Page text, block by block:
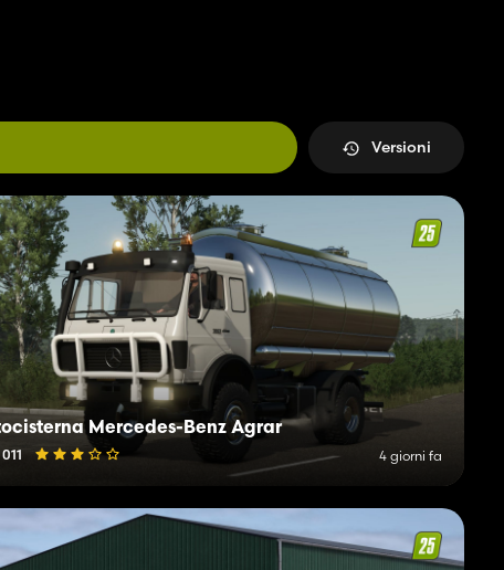
Versioni
Mercedes-Benz Agrar
4 giorni fa